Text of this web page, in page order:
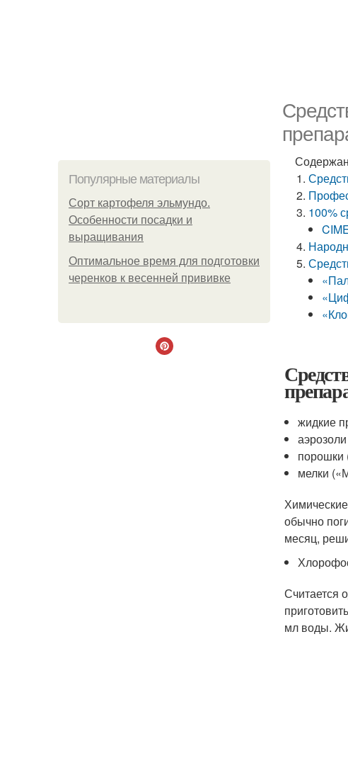
Популярные материалы
Сорт картофеля эльмундо.
Особенности посадки и
выращивания
Оптимальное время для подготовки
черенков к весенней прививке
100%
жидкие
порошки
мелки
обычно
месяц,
Считается
мл воды.